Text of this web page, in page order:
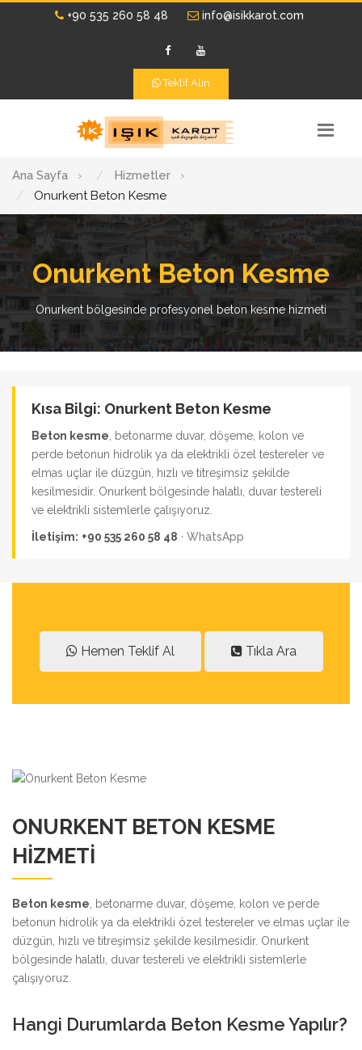
+90 535 260 58 48 info@isikkarot.com
Teklif Alın
Ana Sayfa › Hizmetler
›
Onurkent Beton Kesme
Onurkent Beton Kesme
Onurkent bölgesinde profesyonel beton kesme hizmeti
Kısa Bilgi: Onurkent Beton Kesme
Beton kesme , betonarme duvar, döşeme, kolon ve
perde betonun hidrolik ya da elektrikli özel testereler ve
elmas uçlar ile düzgün, hızlı ve titreşimsiz şekilde
kesilmesidir. Onurkent bölgesinde halatlı, duvar testereli
ve elektrikli sistemlerle çalışıyoruz.
İletişim: +90 535 260 58 48 · WhatsApp
Hemen Teklif Al Tıkla Ara
ONURKENT BETON KESME
HIZMETI
Beton kesme , betonarme duvar, döşeme, kolon ve perde
betonun hidrolik ya da elektrikli özel testereler ve elmas uçlar ile
düzgün, hızlı ve titreşimsiz şekilde kesilmesidir. Onurkent
bölgesinde halatlı, duvar testereli ve elektrikli sistemlerle
çalışıyoruz.
Hangi Durumlarda Beton Kesme Yapılır?